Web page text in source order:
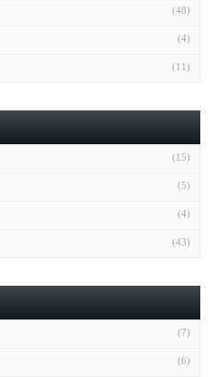
(48)
(4)
(11)
(15)
(5)
(4)
(43)
(7)
(6)